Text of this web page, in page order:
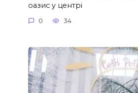
оазис у центрі
0 34